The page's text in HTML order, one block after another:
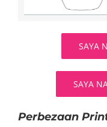
SAYA
SAYA
Perbezaan